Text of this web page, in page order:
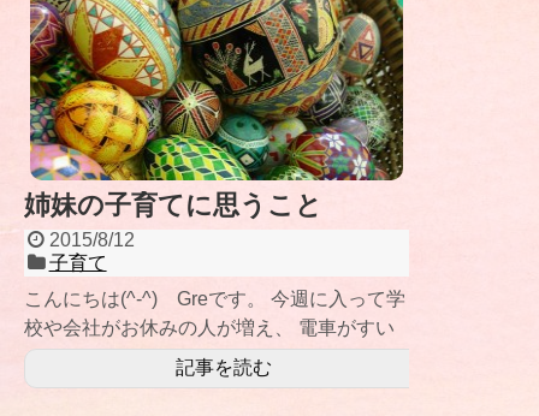
姉妹の子育てに思うこと
2015/8/12
子育て
こんにちは(^-^) Greです。 今週に入って学
校や会社がお休みの人が増え、 電車がすい
てきましたね。 ひとり暮
記事を読む